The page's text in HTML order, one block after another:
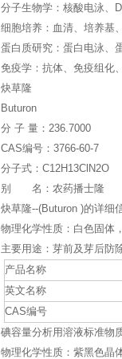
分子生物学：核酸电泳、
细胞培养：血清、培养基
蛋白质研究：蛋白电泳、
免疫学：抗体、免疫组化
炔草隆
Buturon
分 子 量：236.7000
CAS编号：3766-60-7
分子式：C12H13ClN2O
别 名：农药播士隆
炔草隆--(Buturon )的详细
物理化学性质：白色固体
主要用途：芽前及芽后防
产品名称
英文名称
CAS编号
碘容量分析用溶液标准物
物理化学性质：紫黑色晶